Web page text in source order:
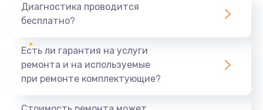
Заказать
1440 руб.
Диагностика проводится
бесплатно?
Есть ли гарантия на услуги
ремонта и на используемые
при ремонте комплектующие?